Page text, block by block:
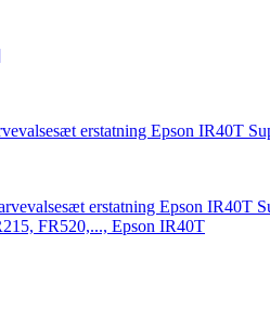
erstatning Epson IR40T
FR520,..., Epson IR40T